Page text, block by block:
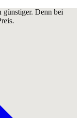
günstiger. Denn bei